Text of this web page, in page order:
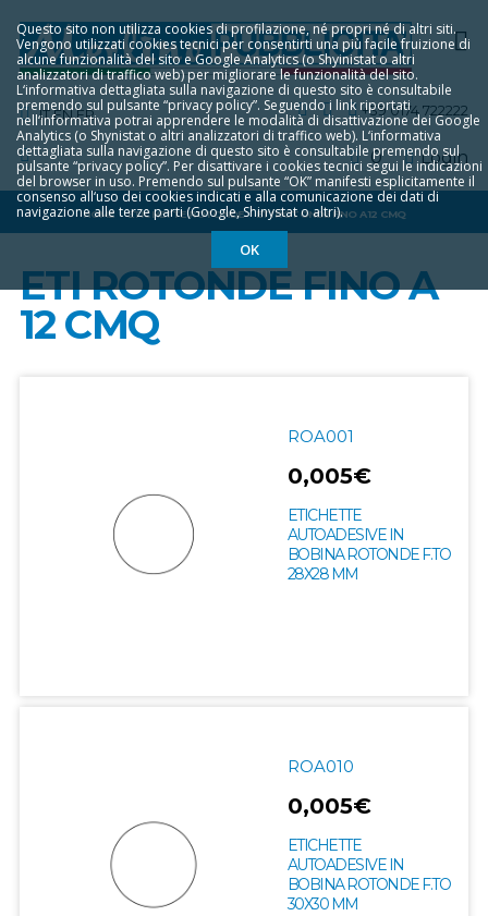
Questo sito non utilizza cookies di profilazione, né propri né di altri siti.
Vengono utilizzati cookies tecnici per consentirti una più facile fruizione di
alcune funzionalità del sito e Google Analytics (o Shyinistat o altri
analizzatori di traffico web) per migliorare le funzionalità del sito.
L‘informativa dettagliata sulla navigazione di questo sito è consultabile
premendo sul pulsante “privacy policy”. Seguendo i link riportati
nell‘informativa potrai apprendere le modalità di disattivazione dei Google
Analytics (o Shynistat o altri analizzatori di traffico web). L‘informativa
dettagliata sulla navigazione di questo sito è consultabile premendo sul
pulsante “privacy policy”. Per disattivare i cookies tecnici segui le indicazioni
del browser in uso. Premendo sul pulsante “OK” manifesti esplicitamente il
consenso all‘uso dei cookies indicati e alla comunicazione dei dati di
navigazione alle terze parti (Google, Shinystat o altri).
OK
IT EN FR +39 0174 722222
Login
0
HOME ETICHETTE ROTONDE ETI ROTONDE FINO A 12 CMQ
ETI ROTONDE FINO A
12 CMQ
ROA001
0,005€
ETICHETTE
AUTOADESIVE IN
BOBINA ROTONDE F.TO
28X28 MM
ROA010
0,005€
ETICHETTE
AUTOADESIVE IN
BOBINA ROTONDE F.TO
30X30 MM